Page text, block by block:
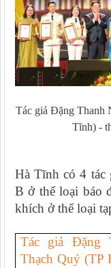
Tác giả Đặng Thanh
Tĩnh) -
Hà Tĩnh có 4 tác
B ở thể loại báo
khích ở thể loại
Tác giả Đặng
Thạch Quý (TP